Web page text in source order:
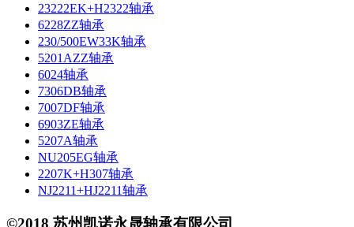
23222EK+H2322轴承
6228ZZ轴承
230/500EW33K轴承
5201AZZ轴承
6024轴承
7306DB轴承
7007DF轴承
6903ZE轴承
5207A轴承
NU205EG轴承
2207K+H307轴承
NJ2211+HJ2211轴承